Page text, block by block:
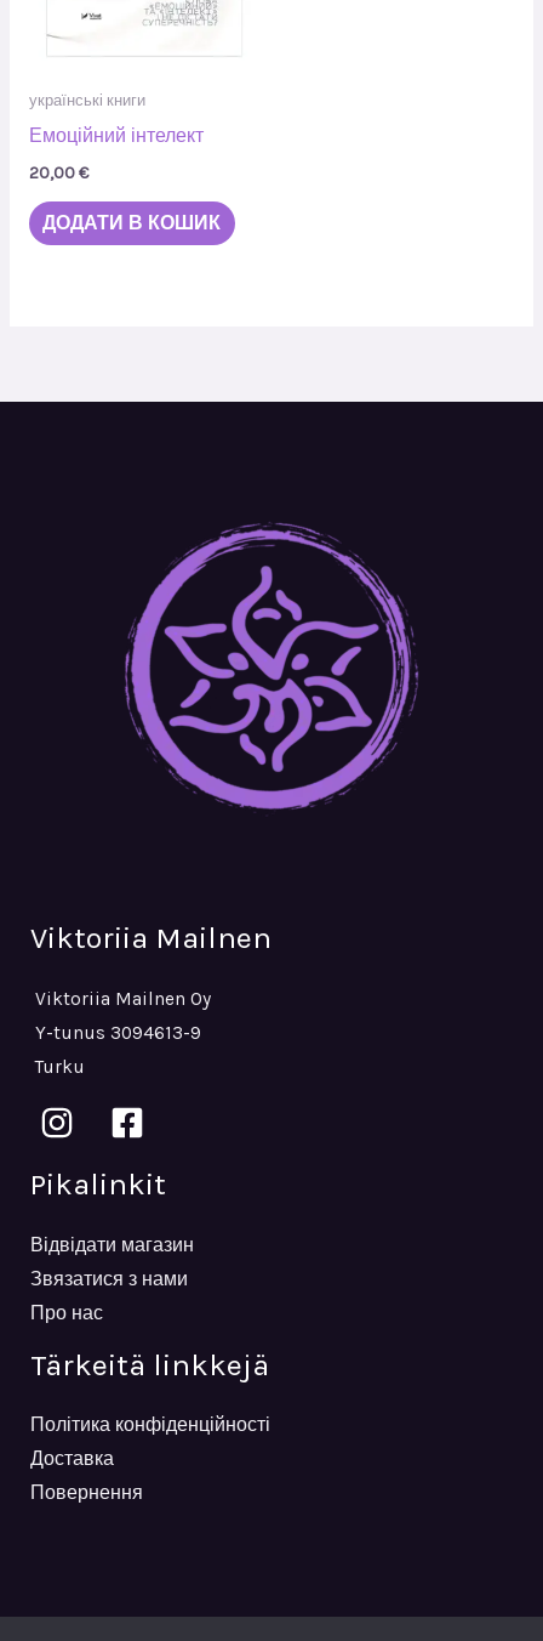
українські книги
Емоційний інтелект
20,00€
ДОДАТИ В КОШИК
Viktoriia Mailnen
Viktoriia Mailnen Oy
Y-tunus 3094613-9
Turku
Pikalinkit
Відвідати магазин
Звязатися з нами
Про нас
Tärkeitä linkkejä
Політика конфіденційності
Доставка
Повернення